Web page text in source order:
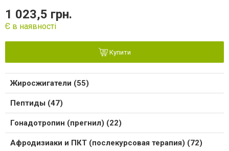
1 023,5 грн.
Є в наявності
Купити
Жиросжигатели (55)
Пептиды (47)
Гонадотропин (прегнил) (22)
Афродизиаки и ПКТ (послекурсовая терапия) (72)